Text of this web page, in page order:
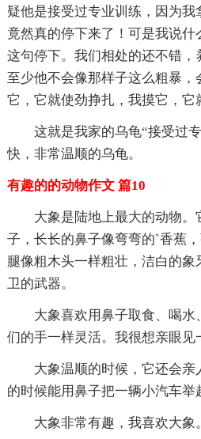
疑他是接受过专业训练，因为
竟然真的停下来了！可是我说
这句停下。我们相处的还不错，
至少他不会像那样子这么粗暴
它，它就使劲挣扎，我摸它，它
这就是我家的乌龟“接受过
快，非常温顺的乌龟。
有趣的的动物作文 篇10
大象是陆地上最大的动物
子，长长的鼻子像弯弯的`香蕉
腿像粗木头一样粗壮，洁白的象
卫的武器。
大象喜欢用鼻子取食、喝
们的手一样灵活。我很想亲眼见
大象温顺的时候，它还会
的时候能用鼻子把一辆小汽车举
大象非常有趣，我喜欢大象。